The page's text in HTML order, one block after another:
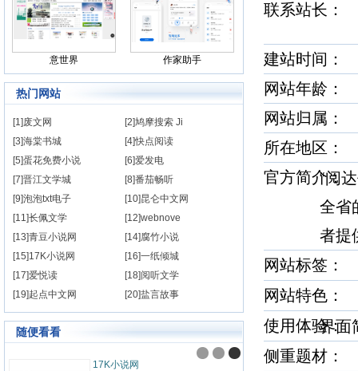
意世界 作家助手
热门网站
[1]废文网
[2]鸠摩搜索 Ji
[3]海棠书城
[4]快点阅读
[5]蛋花免费小说
[6]爱发电
[7]晋江文学城
[8]番茄畅听
[9]泡泡txt电子
[10]昆仑中文网
[11]长佩文学
[12]webnove
[13]青豆小说网
[14]腐竹小说
[15]17K小说网
[16]一纸倾城
[17]爱悦读
[18]阅听文学
[19]起点中文网
[20]盐言故事
随便看看
17K小说网
联系站长
建站时间
网站年龄：
网站归属：
所在地区
官方简介
“阅
全省
者提
网站标签
网站特色
使用体验
界
侧重题材